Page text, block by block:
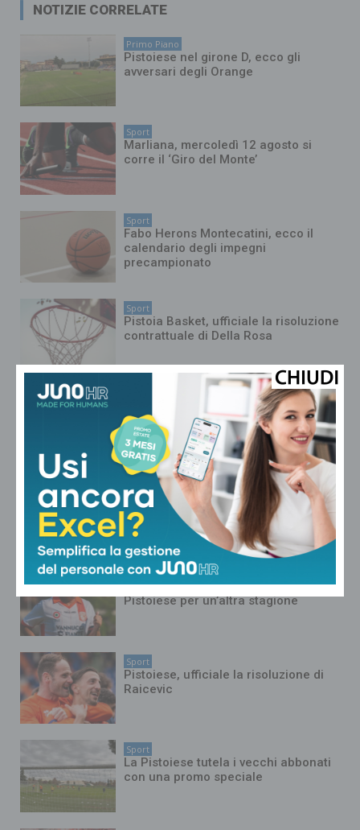
NOTIZIE CORRELATE
Primo Piano
Pistoiese nel girone D, ecco gli
avversari degli Orange
Sport
Marliana, mercoledì 12 agosto si
corre il ‘Giro del Monte’
Sport
Fabo Herons Montecatini, ecco il
calendario degli impegni
precampionato
Sport
Pistoia Basket, ufficiale la risoluzione
contrattuale di Della Rosa
Larcianese, finite la vacanze: test
atletici al Cei per la nuova stagione di
Eccellenza
Gran colpo per l’Under-17 del Pistoia
Basket
Sport
Luis Maldonado rinnova con la
Pistoiese per un’altra stagione
Sport
Pistoiese, ufficiale la risoluzione di
Raicevic
Sport
La Pistoiese tutela i vecchi abbonati
con una promo speciale